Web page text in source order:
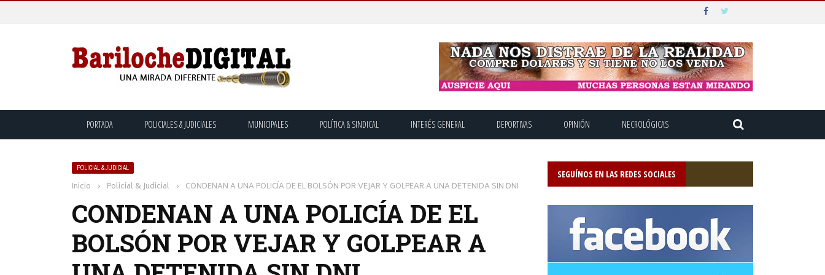
PORTADA POLICIALES & JUDICIALES MUNICIPALES POLÍTICA & SINDICAL INTERÉS GENERAL DEPORTIVAS OPINIÓN NECROLÓGICAS
POLICIAL & JUDICIAL
Inicio › Policial & Judicial › CONDENAN A UNA POLICÍA DE EL BOLSÓN POR VEJAR Y GOLPEAR A UNA DETENIDA SIN DNI
CONDENAN A UNA POLICÍA DE EL
BOLSÓN POR VEJAR Y GOLPEAR A
SEGUÍNOS EN LAS REDES SOCIALES